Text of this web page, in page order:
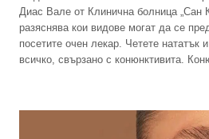
Диас Вале от Клинична болница „Сан
разяснява кои видове могат да се
посетите очен лекар. Четете нататък
всичко, свързано с конюнктивита.